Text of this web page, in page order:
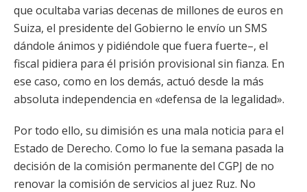
que ocultaba varias decenas de millones de euros en
Suiza, el presidente del Gobierno le envío un SMS
dándole ánimos y pidiéndole que fuera fuerte–, el
fiscal pidiera para él prisión provisional sin fianza. En
ese caso, como en los demás, actuó desde la más
absoluta independencia en «defensa de la legalidad».
Por todo ello, su dimisión es una mala noticia para el
Estado de Derecho. Como lo fue la semana pasada la
decisión de la comisión permanente del CGPJ de no
renovar la comisión de servicios al juez Ruz. No